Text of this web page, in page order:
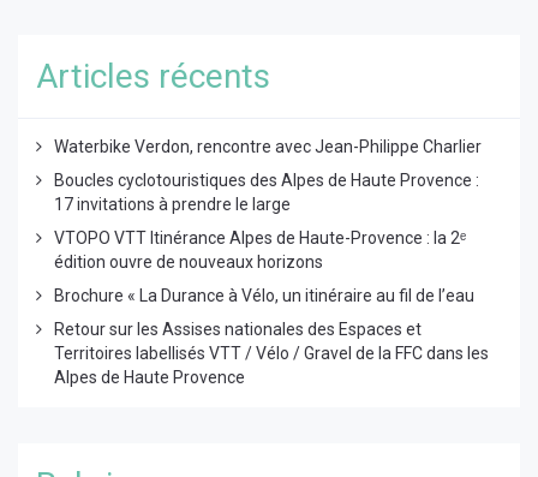
Articles récents
Waterbike Verdon, rencontre avec Jean-Philippe Charlier
Boucles cyclotouristiques des Alpes de Haute Provence :
17 invitations à prendre le large
VTOPO VTT Itinérance Alpes de Haute-Provence : la 2ᵉ
édition ouvre de nouveaux horizons
Brochure « La Durance à Vélo, un itinéraire au fil de l’eau
Retour sur les Assises nationales des Espaces et
Territoires labellisés VTT / Vélo / Gravel de la FFC dans les
Alpes de Haute Provence